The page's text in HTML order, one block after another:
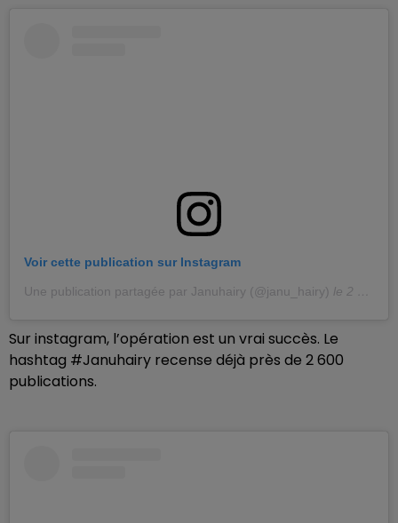
Voir cette publication sur Instagram
Une publication partagée par Januhairy (@janu_hairy) le 2 Janv. 2019 à 10 :35 PST
Sur instagram, l’opération est un vrai succès. Le
hashtag #Januhairy recense déjà près de 2 600
publications.